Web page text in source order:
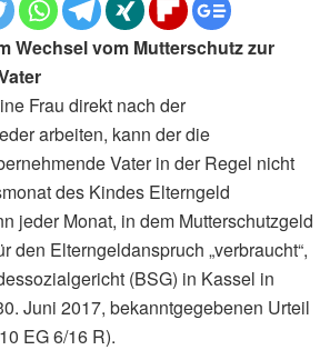
Wechsel vom Mutterschutz zur
Frau direkt nach der
arbeiten, kann der die
Vater in der Regel nicht
des Kindes Elterngeld
jeder Monat, in dem Mutterschutzgeld
den Elterngeldanspruch „verbraucht“,
(BSG) in Kassel in
Juni 2017, bekanntgegebenen Urteil
EG 6/16 R).